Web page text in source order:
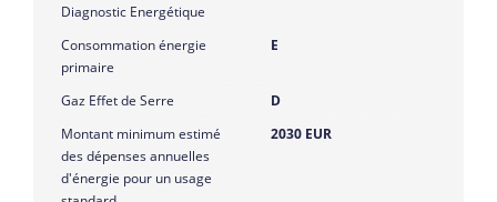
Diagnostic Energétique
Consommation énergie
primaire
E
Gaz Effet de Serre
D
Montant minimum estimé
des dépenses annuelles
d'énergie pour un usage
2030 EUR